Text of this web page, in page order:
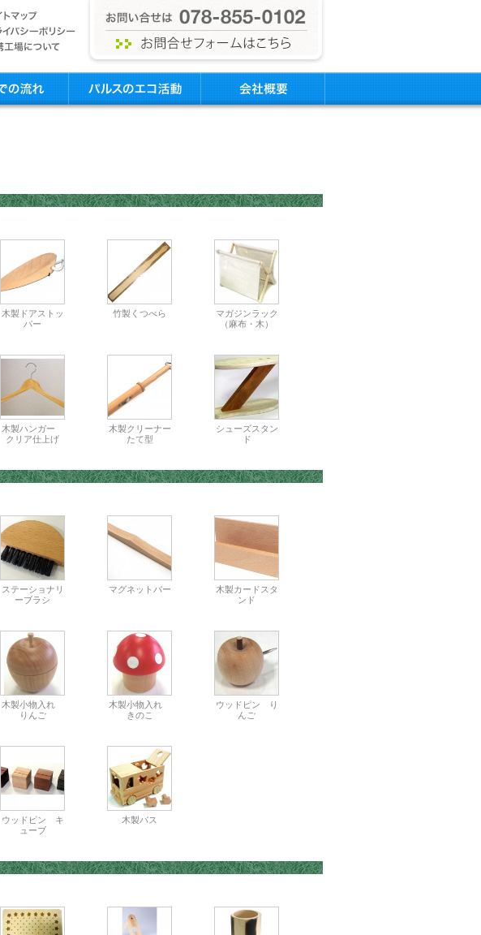
木製ドアストッ
パー
竹製くつべら
マガジンラック
（麻布・木）
木製ハンガー
クリア仕上げ
木製クリーナー
たて型
シューズスタン
ド
ステーショナリ
ーブラシ
マグネットバー
木製カードスタ
ンド
木製小物入れ
りんご
木製小物入れ
きのこ
ウッドピン り
んご
ウッドピン キ
ューブ
木製バス